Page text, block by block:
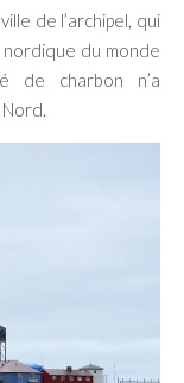
de l’archipel, qui
du monde
de charbon n’a